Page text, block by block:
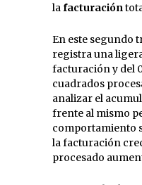
lafacturación
En este segundo
registra una
facturación y del
cuadrados
analizar el
frente al mismo
comportamiento
la facturación
procesado